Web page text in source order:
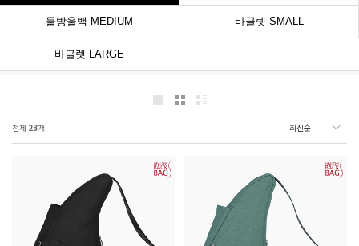
물방울백 MEDIUM 바글렛 SMALL
바글렛 LARGE
전체 23개